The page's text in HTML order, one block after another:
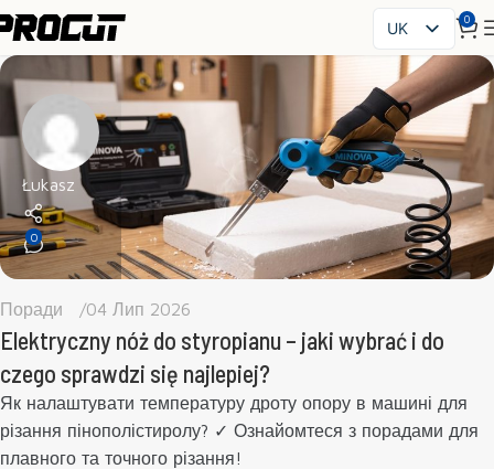
UK
PL
EN
SK
CS
HU
FR
ES
IT
DE
0
Łukasz
0
Поради 04 Лип 2026
Elektryczny nóż do styropianu – jaki wybrać i do
czego sprawdzi się najlepiej?
Як налаштувати температуру дроту опору в машині для
різання пінополістиролу? ✓ Ознайомтеся з порадами для
плавного та точного різання!